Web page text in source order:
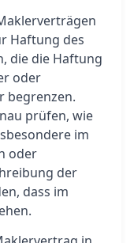
Haftung des
die die Haftung
oder
begrenzen.
prüfen, wie
im
oder
der
dass im